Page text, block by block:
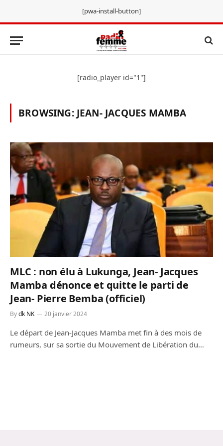
[pwa-install-button]
[radio_player id="1"]
BROWSING: JEAN- JACQUES MAMBA
MLC : non élu à Lukunga, Jean- Jacques
Mamba dénonce et quitte le parti de
Jean- Pierre Bemba (officiel)
Bydk NK 20 janvier 2024
Le départ de Jean-Jacques Mamba met fin à des mois de
rumeurs, sur sa sortie du Mouvement de Libération du…